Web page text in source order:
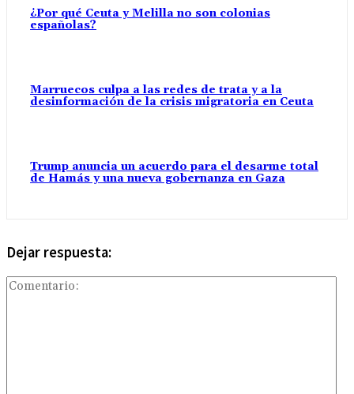
¿Por qué Ceuta y Melilla no son colonias
españolas?
Marruecos culpa a las redes de trata y a la
desinformación de la crisis migratoria en Ceuta
Trump anuncia un acuerdo para el desarme total
de Hamás y una nueva gobernanza en Gaza
Dejar respuesta: